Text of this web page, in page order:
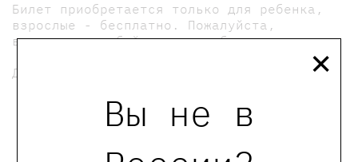
Вы не в
×
Билет приобретается только для ребенка,
взрослые - бесплатно. Пожалуйста,
возьмите с собой сменную обувь.
Для юных читателей 4-7 лет.
мы в телеграмме
0